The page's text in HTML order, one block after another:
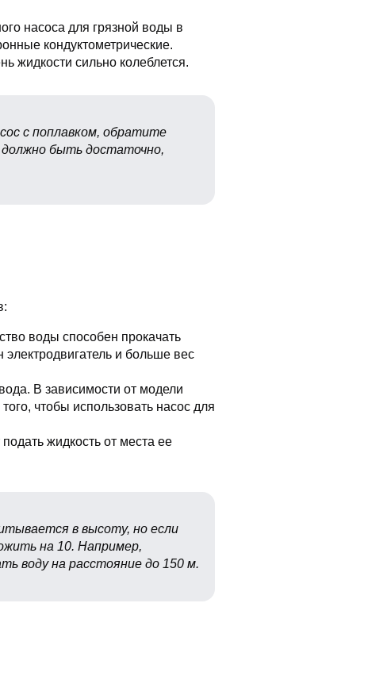
насоса для грязной воды в
кондуктометрические.
жидкости сильно колеблется.
с поплавком, обратите
быть достаточно,
воды способен прокачать
и больше вес
В зависимости от модели
чтобы использовать насос для
жидкость от места ее
в высоту, но если
на 10. Например,
воду на расстояние до 150 м.